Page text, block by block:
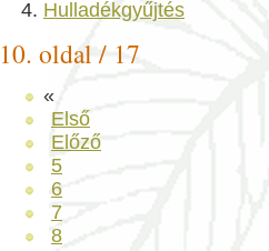
Hulladékgyűjtés
10. oldal / 17
«
Első
Előző
5
6
7
8